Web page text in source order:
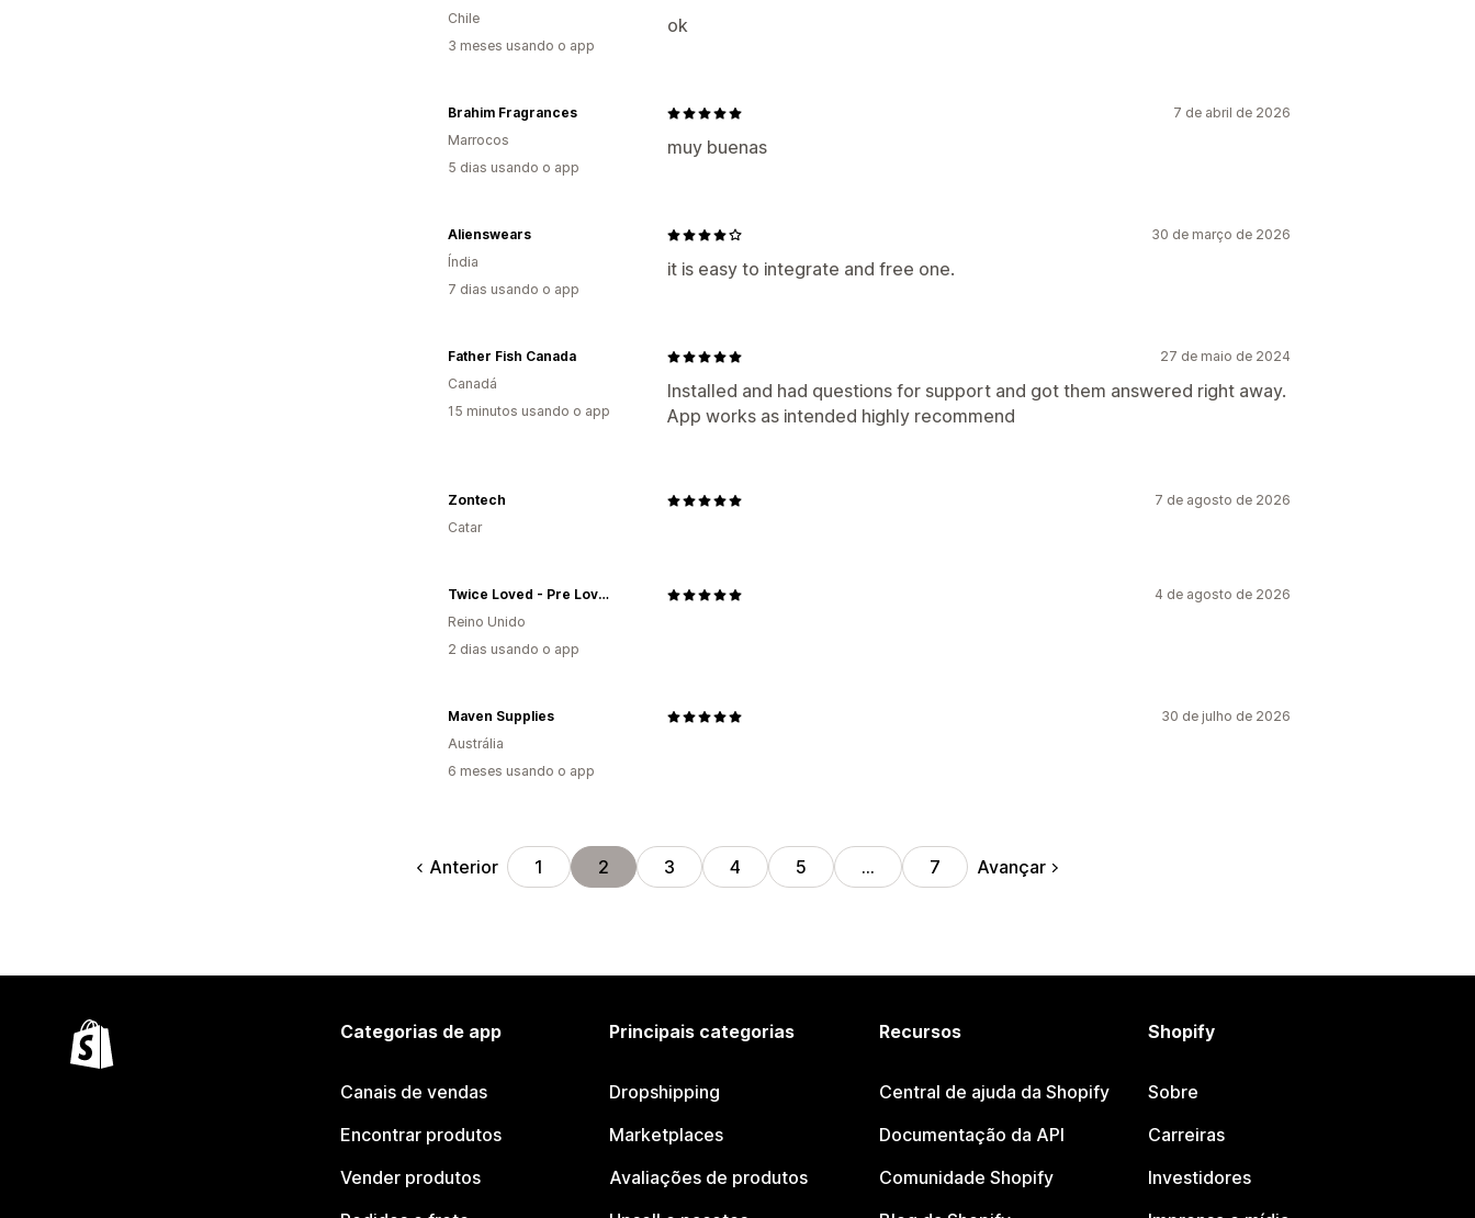
ok
Chile
3 meses usando o app
7 de abril de 2026
muy buenas
Brahim Fragrances
Marrocos
5 dias usando o app
30 de março de 2026
it is easy to integrate and free one.
Alienswears
Índia
7 dias usando o app
27 de maio de 2024
Installed and had questions for support and got them answered right away.
App works as intended highly recommend
Father Fish Canada
Canadá
15 minutos usando o app
7 de agosto de 2026
Zontech
Catar
4 de agosto de 2026
Twice Loved - Pre Loved Consignment Fashion
Reino Unido
2 dias usando o app
30 de julho de 2026
Maven Supplies
Austrália
6 meses usando o app
Anterior 1 2 3 4 5 … 7 Avançar
Categorias de app
Canais de vendas
Encontrar produtos
Vender produtos
Principais categorias
Dropshipping
Marketplaces
Avaliações de produtos
Recursos
Central de ajuda da Shopify
Documentação da API
Comunidade Shopify
Shopify
Sobre
Carreiras
Investidores